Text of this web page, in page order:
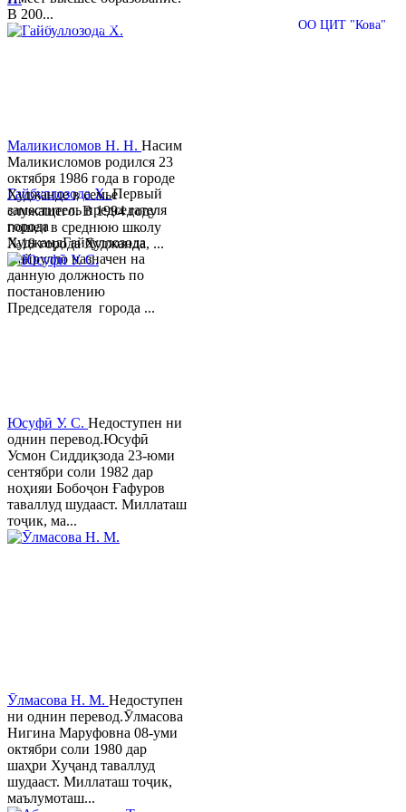
В 200...
Гайбуллозода Х.Первый
заместитель председателя
города
ХуджандГайбуллозода
Хайрулло назначен на
данную должность по
постановлению
Председателя города ...
Маликисломов Н. Н. Насим
Маликисломов родился 23
октября 1986 года в городе
Худжанде в семье
служащего. В 1994 году
пошел в среднюю школу
№18 города Худжанда, ...
Юсуфӣ У. C. Недоступен ни
однин перевод.Юсуфӣ
Усмон Сиддиқзода 23-юми
сентябри соли 1982 дар
ноҳияи Бобоҷон Ғафуров
таваллуд шудааст. Миллаташ
тоҷик, ма...
Ӯлмасова Н. М. Недоступен
ни однин перевод.Ӯлмасова
Нигина Маруфовна 08-уми
октябри соли 1980 дар
шаҳри Хуҷанд таваллуд
шудааст. Миллаташ тоҷик,
маълумоташ...
© 2013-2018 Разработчик и техническая поддержка ОО ЦИТ "Кова"